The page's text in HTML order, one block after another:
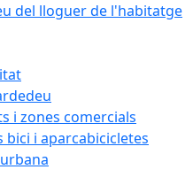
del lloguer de l'habitatge
i zones comercials
bici i aparcabicicletes